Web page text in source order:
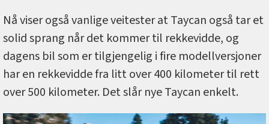
Nå viser også vanlige veitester at Taycan også tar et
solid sprang når det kommer til rekkevidde, og
dagens bil som er tilgjengelig i fire modellversjoner
har en rekkevidde fra litt over 400 kilometer til rett
over 500 kilometer. Det slår nye Taycan enkelt.